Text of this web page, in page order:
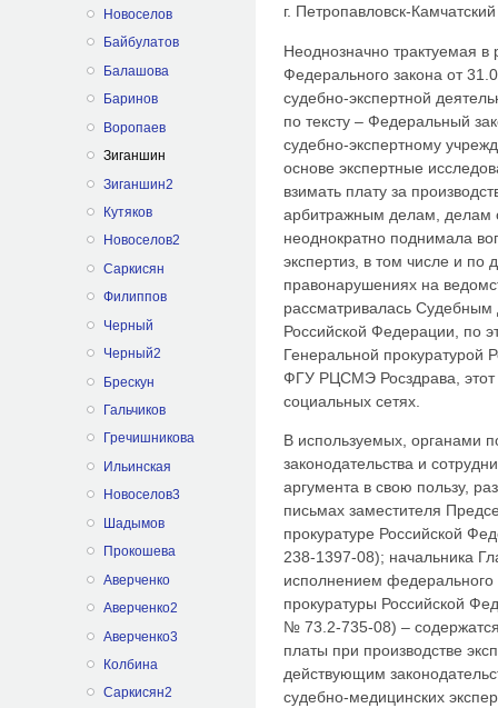
Новоселов
Байбулатов
Балашова
Баринов
Воропаев
Зиганшин
Зиганшин2
Кутяков
Новоселов2
Саркисян
Филиппов
Черный
Черный2
Брескун
Гальчиков
Гречишникова
Ильинская
Новоселов3
Шадымов
Прокошева
Аверченко
Аверченко2
Аверченко3
Колбина
Саркисян2
г. Петропавловск-Камчатский
Неоднозначно трактуемая в
Федерального закона от
судебно-экспертной
по тексту – Федеральный
судебно-экспертному
основе экспертные
взимать плату за
арбитражным делам, делам
неоднократно поднимала
экспертиз, в том числе и по
правонарушениях на
рассматривалась
Российской Федерации, по
Генеральной прокуратурой
ФГУ РЦСМЭ Росздрава, этот
социальных сетях.
В используемых, органами
законодательства и
аргумента в свою пользу,
письмах заместителя
прокуратуре Российской
238-1397-08); начальника
исполнением федерального
прокуратуры Российской
№ 73.2-735-08) –
платы при производстве
действующим
судебно-медицинских